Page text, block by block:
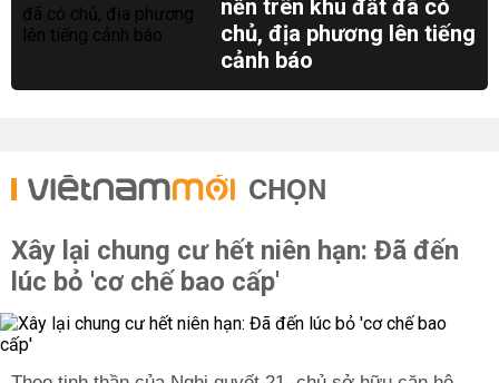
nền trên khu đất đã có
chủ, địa phương lên tiếng
cảnh báo
CHỌN
Xây lại chung cư hết niên hạn: Đã đến
lúc bỏ 'cơ chế bao cấp'